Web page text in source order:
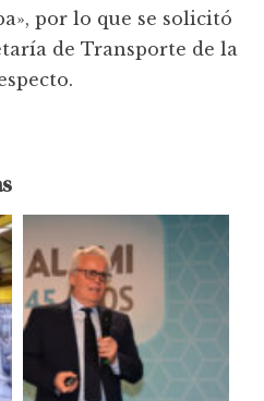
por lo que se solicitó
de Transporte de la